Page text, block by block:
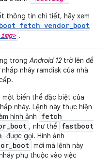
thông tin chi tiết, hãy xem
fetch vendor_boot
.
trongAndroid 12trở lên để
nháy ramdisk của nhà
một biến thể đặc biệt của
nháy. Lệnh này thực hiện
hình ảnh
fetch
, như thể fastboot
được gọi. Hình ảnh
mới mà lệnh này
phụ thuộc vào việc